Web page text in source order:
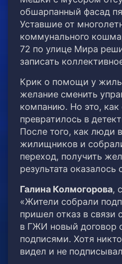
обшарпанный фасад
Уставшие от
коммунального
72 по улице Мира
записать
Крик о помощи у
желание сменить
компанию. Но это, как
превратилось в
После того, как люди
жилищников и
переход, получить
результата оказалось
Галина Колмогорова,
«Жители собрали
пришел отказ в связи
в ГЖИ новый договор
подписями. Хотя
видел и не